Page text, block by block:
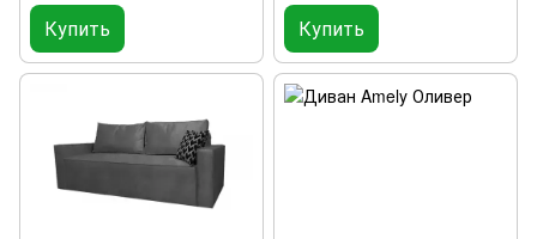
Купить Купить